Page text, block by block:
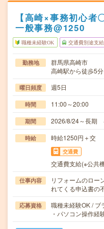
【高崎×事務初心者
一般事務@1250
職種未経験OK 交通費別途支給
勤務地
群馬県高崎市
高崎駅から徒歩5分
曜日頻度 週5日
時間 11:00～20:00
期間 2026/8/24～長期
時給 時給1250円＋交
交通費
交通費支給(※公共
仕事内容
リフォームのロー
れてくる申込書の
応募資格
職種未経験OK / ブ
・パソコン操作経